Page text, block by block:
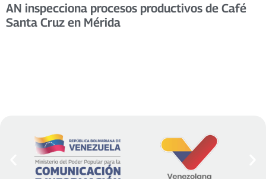
AN inspecciona procesos productivos de Café
Santa Cruz en Mérida